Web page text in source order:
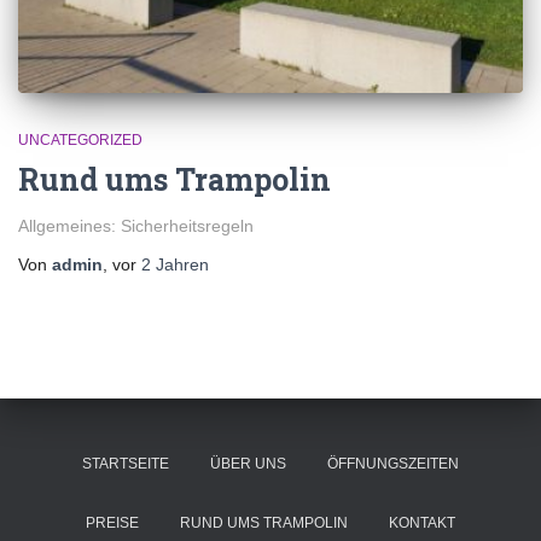
UNCATEGORIZED
Rund ums Trampolin
Allgemeines: Sicherheitsregeln
Von admin , vor 2 Jahren
STARTSEITE ÜBER UNS ÖFFNUNGSZEITEN
PREISE RUND UMS TRAMPOLIN KONTAKT